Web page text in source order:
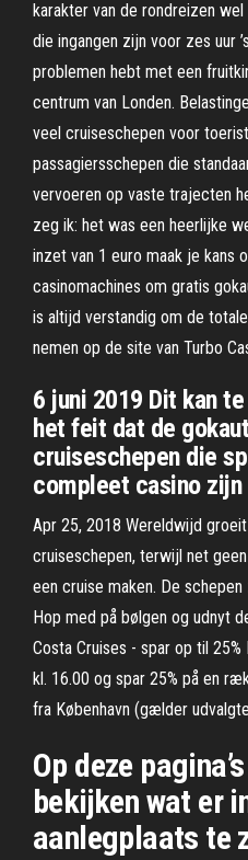
karakter van de rondreizen
die ingangen zijn voor zes uur
problemen hebt met een
centrum van Londen.
veel cruiseschepen voor
passagiersschepen die
vervoeren op vaste trajecten
zeg ik: het was een heerlijke
inzet van 1 euro maak je kans
casinomachines om gratis
is altijd verstandig om de
nemen op de site van Turbo
6 juni 2019 Dit kan
het feit dat de
cruiseschepen die
compleet casino
Apr 25, 2018 Wereldwijd
cruiseschepen, terwijl net
een cruise maken. De
Hop med på bølgen og udnyt
Costa Cruises - spar op til
kl. 16.00 og spar 25% på en
fra København (gælder
Op deze
bekijken wat er
aanlegplaats te